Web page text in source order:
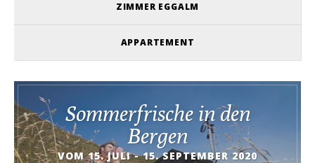
ZIMMER EGGALM
APPARTEMENT
Sommerfrische in den
Bergen
VOM 15. JULI - 15. SEPTEMBER 2020